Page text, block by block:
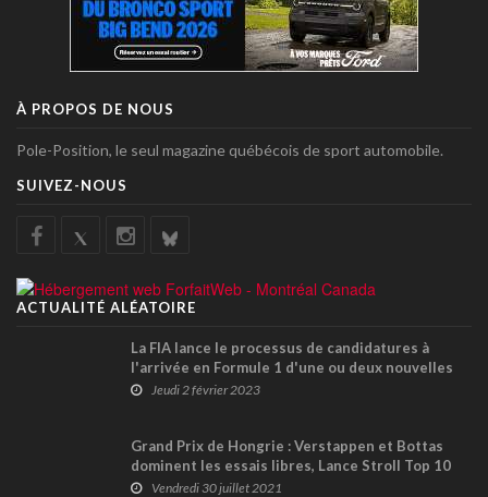
À PROPOS DE NOUS
Pole-Position, le seul magazine québécois de sport automobile.
SUIVEZ-NOUS
ACTUALITÉ ALÉATOIRE
La FIA lance le processus de candidatures à
l'arrivée en Formule 1 d'une ou deux nouvelles
équipes !
Jeudi 2 février 2023
Grand Prix de Hongrie : Verstappen et Bottas
dominent les essais libres, Lance Stroll Top 10
Vendredi 30 juillet 2021